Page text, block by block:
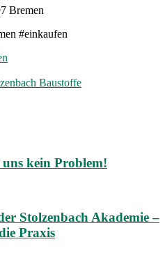
Bremen
#einkaufen
Baustoffe
kein Problem!
Stolzenbach Akademie –
Praxis